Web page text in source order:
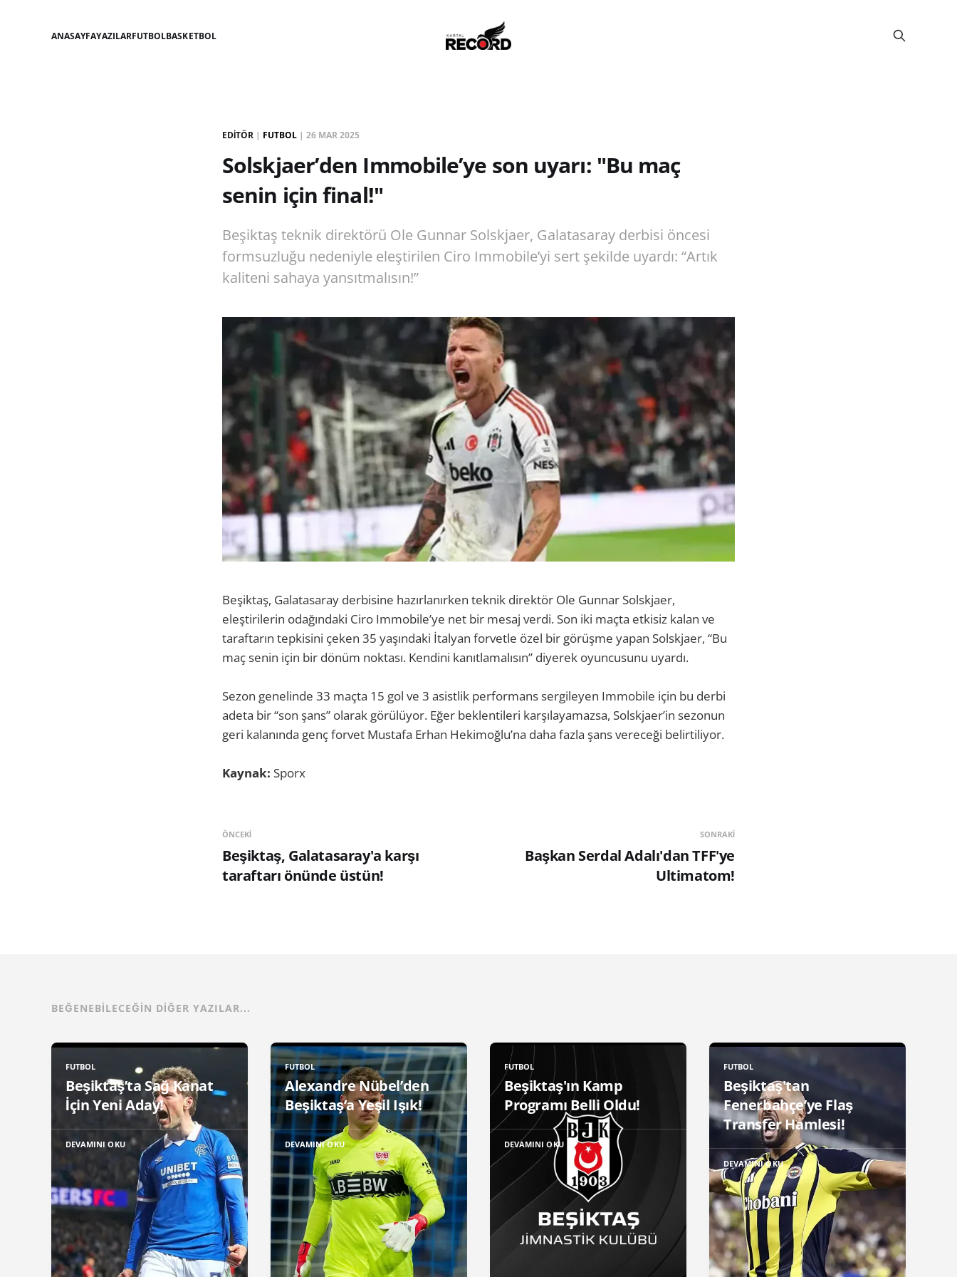
ANASAYFAYAZILARFUTBOLBASKETBOL
EDITÖR | FUTBOL | 26 MAR 2025
Solskjaer’den Immobile’ye son uyarı: "Bu maç
senin için final!"
Beşiktaş teknik direktörü Ole Gunnar Solskjaer, Galatasaray derbisi öncesi
formsuzluğu nedeniyle eleştirilen Ciro Immobile’yi sert şekilde uyardı: “Artık
kaliteni sahaya yansıtmalısın!”
Beşiktaş, Galatasaray derbisine hazırlanırken teknik direktör Ole Gunnar Solskjaer,
eleştirilerin odağındaki Ciro Immobile’ye net bir mesaj verdi. Son iki maçta etkisiz kalan ve
taraftarın tepkisini çeken 35 yaşındaki İtalyan forvetle özel bir görüşme yapan Solskjaer, “Bu
maç senin için bir dönüm noktası. Kendini kanıtlamalısın” diyerek oyuncusunu uyardı.
Sezon genelinde 33 maçta 15 gol ve 3 asistlik performans sergileyen Immobile için bu derbi
adeta bir “son şans” olarak görülüyor. Eğer beklentileri karşılayamazsa, Solskjaer’in sezonun
geri kalanında genç forvet Mustafa Erhan Hekimoğlu’na daha fazla şans vereceği belirtiliyor.
Kaynak: Sporx
ÖNCEKI
Beşiktaş, Galatasaray'a karşı
taraftarı önünde üstün!
SONRAKI
Başkan Serdal Adalı'dan TFF'ye
Ultimatom!
BEĞENEBILECEĞIN DIĞER YAZILAR...
FUTBOL
Beşiktaş’ta Sağ Kanat
İçin Yeni Aday!
DEVAMINI OKU
FUTBOL
Alexandre Nübel’den
Beşiktaş’a Yeşil Işık!
DEVAMINI OKU
FUTBOL
Beşiktaş'ın Kamp
Programı Belli Oldu!
DEVAMINI OKU
FUTBOL
Beşiktaş'tan
Fenerbahçe’ye Flaş
Transfer Hamlesi!
DEVAMINI OKU